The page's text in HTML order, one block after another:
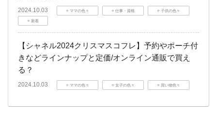
2024.10.03 ⭐️ ママの色々 ⭐️ 仕事・資格 ⭐️ 子供の色々
⭐️ 新着
【シャネル2024クリスマスコフレ】予約やポーチ付
きなどラインナップと定価/オンライン通販で買え
る？
2024.10.03 ⭐️ ママの色々 ⭐️ 女子の色々 ⭐️ 買い物色々